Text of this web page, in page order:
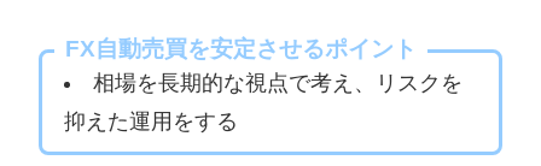
FX自動売買を安定させるポイント
相場を長期的な視点で考え、リスクを
抑えた運用をする